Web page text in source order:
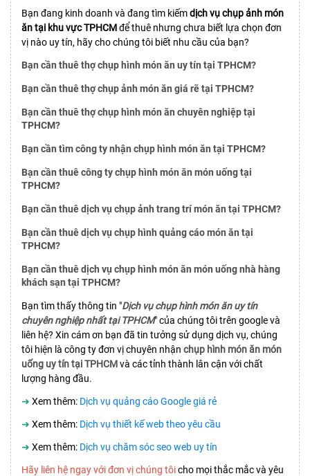
Bạn đang kinh doanh và đang tìm kiếmdịch vụ chụp ảnh món
ăn tại khu vực TPHCMđể thuê nhưng chưa biết lựa chọn đơn
vị nào uy tín, hãy cho chúng tôi biết nhu cầu của bạn?
Bạn cần thuê thợ chụp hình món ăn uy tín tại TPHCM?
Bạn cần thuê thợ chụp ảnh món ăn giá rẽ tại TPHCM?
Bạn cần thuê thợ chụp hình món ăn chuyên nghiệp tại
TPHCM?
Bạn cần tìm công ty nhận chụp hình món ăn tại TPHCM?
Bạn cần thuê công ty chụp hình món ăn món uống tại
TPHCM?
Bạn cần thuê dịch vụ chụp ảnh trang trí món ăn tại TPHCM?
Bạn cần thuê dịch vụ chụp hình quảng cáo món ăn tại
TPHCM?
Bạn cần thuê dịch vụ chụp hình món ăn món uống nhà hàng
khách sạn tại TPHCM?
Bạn tìm thấy thông tin "Dịch vụ chụp hình món ăn uy tín
chuyên nghiệp nhất tại TPHCM" của chúng tôi trên google và
liên hệ? Xin cám ơn bạn đã tin tưởng sử dụng dịch vụ, chúng
tôi hiện là công ty đơn vị chuyên nhận chụp hình món ăn món
uống uy tín tại TPHCMvà các tỉnh thành lân cận với chất
lượng hàng đầu.
➜ Xem thêm: Dịch vụ quảng cáo Google giá rẻ
➜ Xem thêm: Dịch vụ thiết kế web theo yêu cầu
➜ Xem thêm: Dịch vụ chăm sóc seo web uy tín
Hãy liên hệ ngay với đơn vị chúng tôicho mọi thắc mắc và yêu